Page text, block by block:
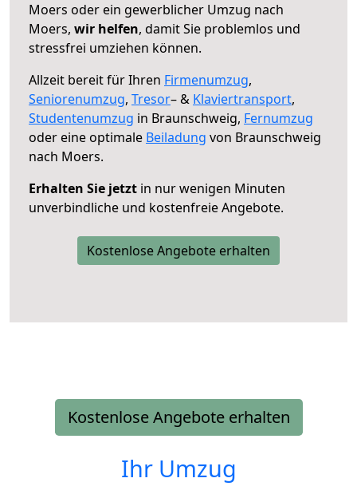
Moers oder ein gewerblicher Umzug nach
Moers, wir helfen, damit Sie problemlos und
stressfrei umziehen können.
Allzeit bereit für Ihren Firmenumzug,
Seniorenumzug, Tresor– & Klaviertransport,
Studentenumzug in Braunschweig, Fernumzug
oder eine optimale Beiladung von Braunschweig
nach Moers.
Erhalten Sie jetzt in nur wenigen Minuten
unverbindliche und kostenfreie Angebote.
Kostenlose Angebote erhalten
Kostenlose Angebote erhalten
Ihr Umzug